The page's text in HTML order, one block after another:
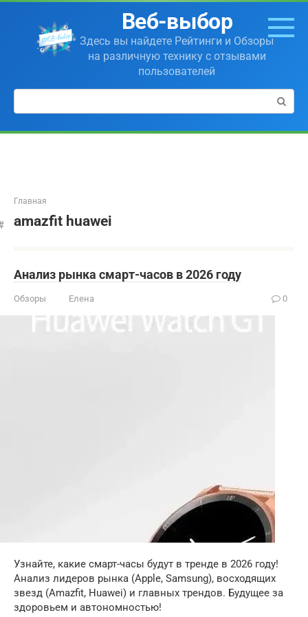
Перейти
контенту
Веб-выбор
Здесь вы найдете Рейтинги и Обзоры
на различную технику с отзывами
пользователей
Поиск:
Главная
amazfit huawei
Анализ рынка смарт-часов в 2026 году
Обзоры Елена 0
Узнайте, какие смарт-часы будут в тренде в 2026 году!
Анализ лидеров рынка (Apple, Samsung), восходящих
звезд (Amazfit, Huawei) и главных трендов. Будущее за
здоровьем и автономностью!